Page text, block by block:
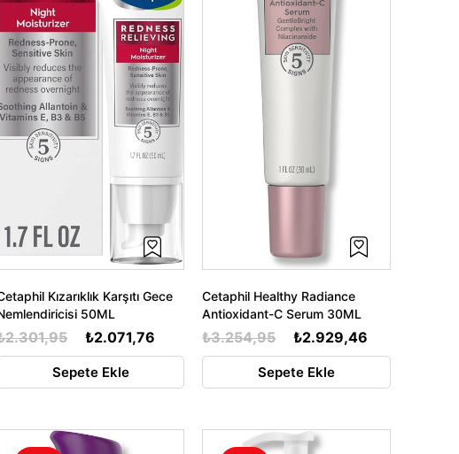
Kızarıklık Karşıtı Gece
50ML
₺2.071,76
Sepete Ekle
Cetaphil Healthy Radiance
Antioxidant-C Serum 30ML
₺2.929,46
₺3.254,95
Sepete Ekle